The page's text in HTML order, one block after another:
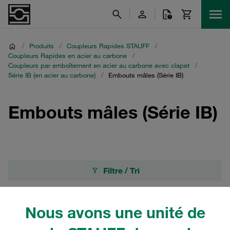
Nous avons une unité de
/ Produits / Coupleurs Rapides STAUFF
/
Coupleurs Rapides en acier au carbone
/
Coupleurs par emboîtement en acier au carbone avec clapet
/
Série IB (en acier au carbone)
/ Embouts mâles (Série IB)
Embouts mâles (Série IB)
Filtre / Tri